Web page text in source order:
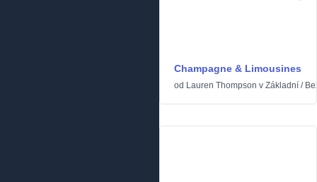
Champagne & Limousines
od Lauren Thompson v Základní /